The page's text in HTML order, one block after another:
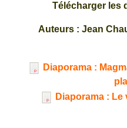
Télécharger les
Auteurs : Jean
Diaporama :
Diaporama : Le